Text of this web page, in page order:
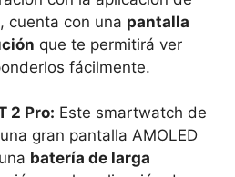
cuenta con una pantalla
que te permitirá ver
fácilmente.
2 Pro: Este smartwatch de
gran pantalla AMOLED
batería de larga